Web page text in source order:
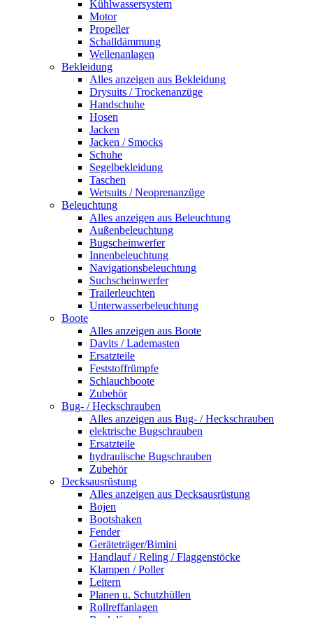
Kühlwassersystem
Motor
Propeller
Schalldämmung
Wellenanlagen
Bekleidung
Alles anzeigen aus Bekleidung
Drysuits / Trockenanzüge
Handschuhe
Hosen
Jacken
Jacken / Smocks
Schuhe
Segelbekleidung
Taschen
Wetsuits / Neoprenanzüge
Beleuchtung
Alles anzeigen aus Beleuchtung
Außenbeleuchtung
Bugscheinwerfer
Innenbeleuchtung
Navigationsbeleuchtung
Suchscheinwerfer
Trailerleuchten
Unterwasserbeleuchtung
Boote
Alles anzeigen aus Boote
Davits / Lademasten
Ersatzteile
Feststoffrümpfe
Schlauchboote
Zubehör
Bug- / Heckschrauben
Alles anzeigen aus Bug- / Heckschrauben
elektrische Bugschrauben
Ersatzteile
hydraulische Bugschrauben
Zubehör
Decksausrüstung
Alles anzeigen aus Decksausrüstung
Bojen
Bootshaken
Fender
Geräteträger/Bimini
Handlauf / Reling / Flaggenstöcke
Klampen / Poller
Leitern
Planen u. Schutzhüllen
Rollreffanlagen